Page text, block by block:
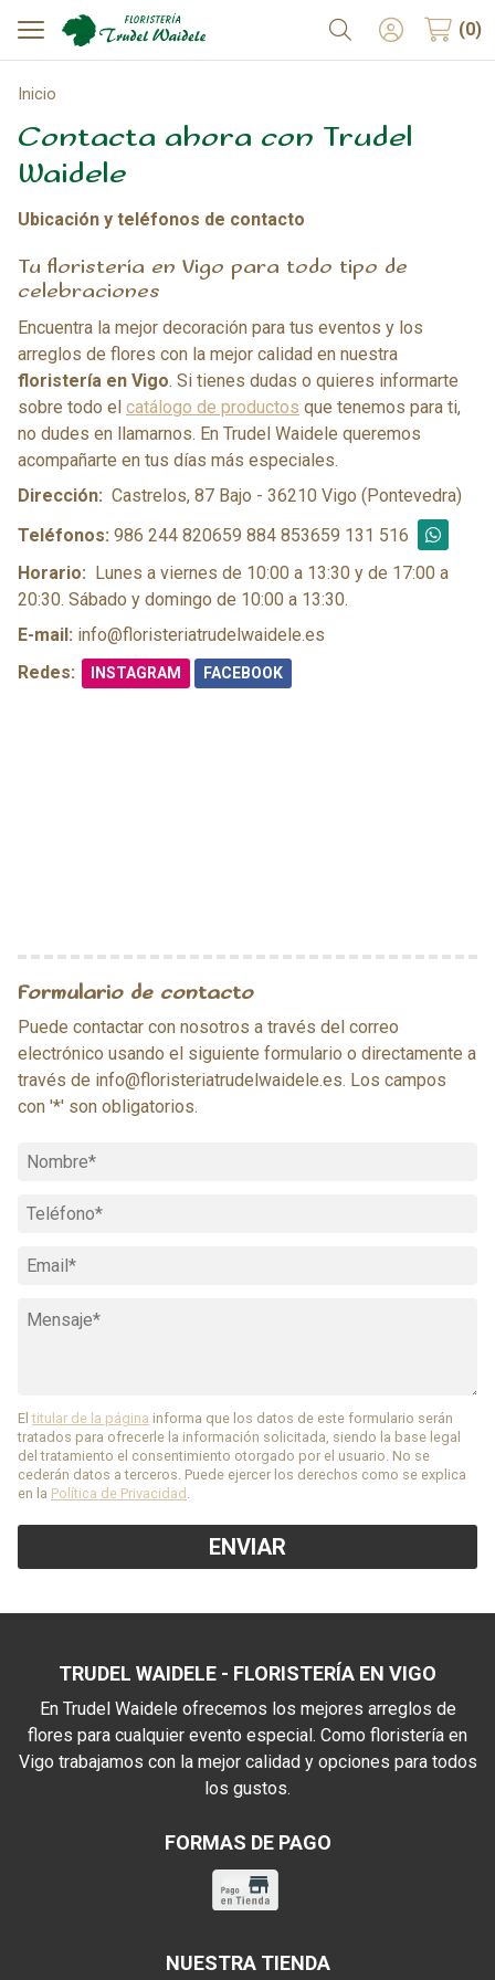
Buscar 0
Inicio
Contacta ahora con Trudel
Waidele
Ubicación y teléfonos de contacto
Tu floristería en Vigo para todo tipo de
celebraciones
Encuentra la mejor decoración para tus eventos y los
arreglos de flores con la mejor calidad en nuestra
floristería en Vigo. Si tienes dudas o quieres informarte
sobre todo el catálogo de productos que tenemos para ti,
no dudes en llamarnos. En Trudel Waidele queremos
acompañarte en tus días más especiales.
Dirección: Castrelos, 87 Bajo - 36210 Vigo (Pontevedra)
Teléfonos: 986 244 820659 884 853659 131 516
Horario: Lunes a viernes de 10:00 a 13:30 y de 17:00 a
20:30. Sábado y domingo de 10:00 a 13:30.
E-mail: info@floristeriatrudelwaidele.es
Redes:
INSTAGRAM FACEBOOK
Formulario de contacto
Puede contactar con nosotros a través del correo
electrónico usando el siguiente formulario o directamente a
través de info@floristeriatrudelwaidele.es. Los campos
con '*' son obligatorios.
Eltitular de la página informa que los datos de este formulario serán
tratados para ofrecerle la información solicitada, siendo la base legal
del tratamiento el consentimiento otorgado por el usuario. No se
cederán datos a terceros. Puede ejercer los derechos como se explica
en la Política de Privacidad
TRUDEL WAIDELE - FLORISTERÍA EN VIGO
En Trudel Waidele ofrecemos los mejores arreglos de
flores para cualquier evento especial. Como floristería en
Vigo trabajamos con la mejor calidad y opciones para todos
los gustos.
FORMAS DE PAGO
NUESTRA TIENDA